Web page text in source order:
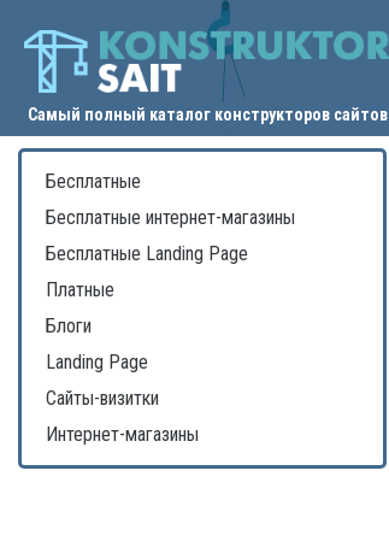
Самый полный каталог конструкторов сайтов
Бесплатные
Бесплатные интернет-магазины
Бесплатные Landing Page
Платные
Блоги
Landing Page
Сайты-визитки
Интернет-магазины